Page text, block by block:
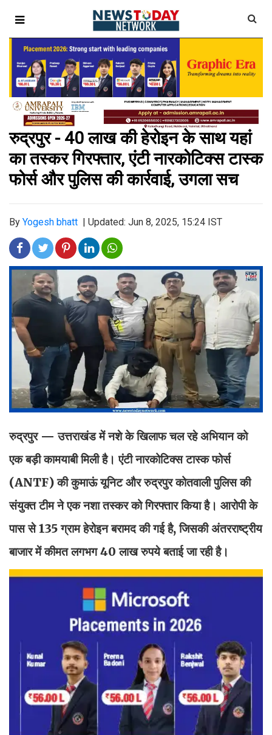
रुद्रपुर - 40 लाख की हेरोइन के साथ यहां
का तस्कर गिरफ्तार, एंटी नारकोटिक्स टास्क
फोर्स और पुलिस की कार्रवाई, उगला सच
By Yogesh bhatt Updated: Jun 8, 2025, 15:24 IST
रुद्रपुर — उत्तराखंड में नशे के खिलाफ चल रहे अभियान को
एक बड़ी कामयाबी मिली है। एंटी नारकोटिक्स टास्क फोर्स
(ANTF) की कुमाऊं यूनिट और रुद्रपुर कोतवाली पुलिस की
संयुक्त टीम ने एक नशा तस्कर को गिरफ्तार किया है। आरोपी के
पास से 135 ग्राम हेरोइन बरामद की गई है, जिसकी अंतरराष्ट्रीय
बाजार में कीमत लगभग 40 लाख रुपये बताई जा रही है।